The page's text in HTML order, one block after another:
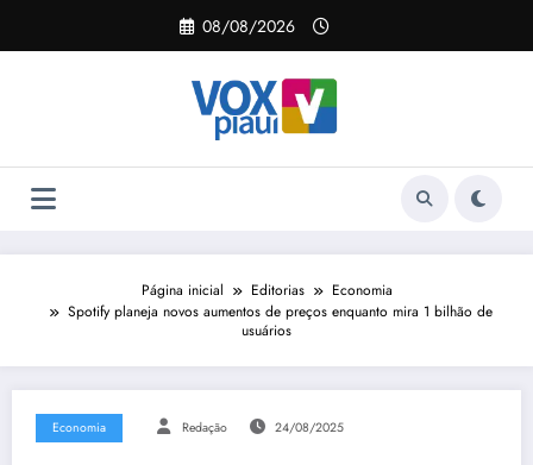
o
08/08/2026
Página inicial Editorias
Economia
Spotify planeja novos aumentos de preços enquanto mira 1 bilhão de
usuários
Economia Redação 24/08/2025